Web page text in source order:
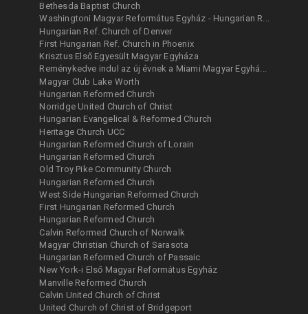
Bethesda Baptist Church
Washingtoni Magyar Református Egyház - Hungarian R...
Hungarian Ref. Church of Denver
First Hungarian Ref. Church in Phoenix
Krisztus Első Egyesült Magyar Egyháza
Reménykedve indul az új évnek a Miami Magyar Egyhá...
Magyar Club Lake Worth
Hungarian Reformed Church
Norridge United Church of Christ
Hungarian Evangelical & Reformed Church
Heritage Church UCC
Hungarian Reformed Church of Lorain
Hungarian Reformed Church
Old Troy Pike Community Church
Hungarian Reformed Church
West Side Hungarian Reformed Church
First Hungarian Reformed Church
Hungarian Reformed Church
Calvin Reformed Church of Norwalk
Magyar Christian Church of Sarasota
Hungarian Reformed Church of Passaic
New York-i Első Magyar Református Egyház
Manville Reformed Church
Calvin United Church of Christ
United Church of Christ of Bridgeport